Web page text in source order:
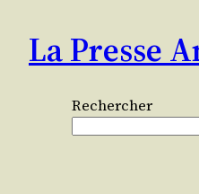
contenu
La Presse
Rechercher